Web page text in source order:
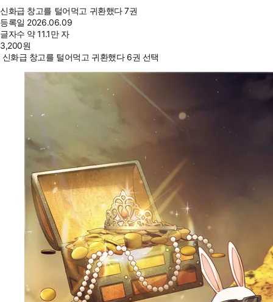
신화급 창고를 털어먹고 귀환했다 7권
등록일 2026.06.09
글자수 약 11.1만 자
3,200원
신화급 창고를 털어먹고 귀환했다 6권 선택